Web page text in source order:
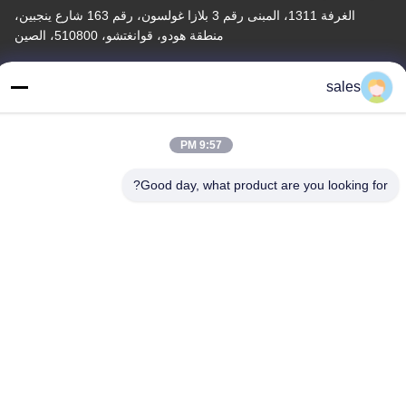
الغرفة 1311، المبنى رقم 3 بلازا غولسون، رقم 163 شارع ينجبين،
منطقة هودو، قوانغتشو، 510800، الصين
عنوان المصنع
قوانغتشو، 510460، الصين
sales
9:57 PM
Good day, what product are you looking for?